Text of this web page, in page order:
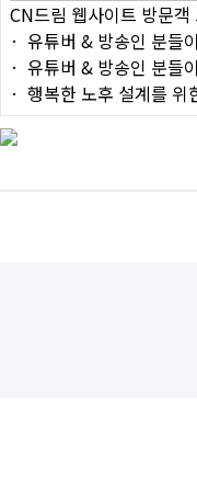
CN드림 웹사이트 방문객
유튜버 & 방송인 분들
유튜버 & 방송인 분들
행복한 노후 설계를 위